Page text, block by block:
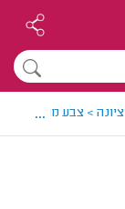
> צבע מומלץ -
...